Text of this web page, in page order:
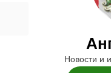
Новости и